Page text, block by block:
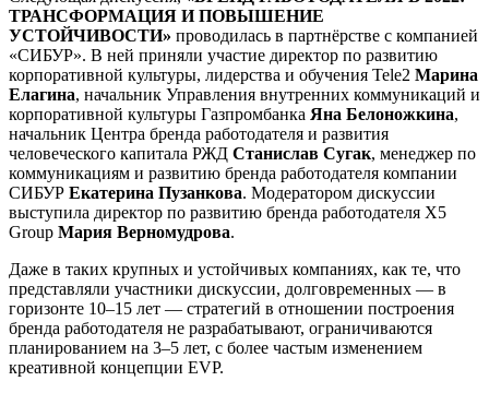
ТРАНСФОРМАЦИЯ И ПОВЫШЕНИЕ
УСТОЙЧИВОСТИ» проводилась в партнёрстве с компанией
«СИБУР». В ней приняли участие директор по развитию
корпоративной культуры, лидерства и обучения Tele2 Марина
Елагина, начальник Управления внутренних коммуникаций и
корпоративной культуры Газпромбанка Яна Белоножкина,
начальник Центра бренда работодателя и развития
человеческого капитала РЖД Станислав Сугак, менеджер по
коммуникациям и развитию бренда работодателя компании
СИБУР Екатерина Пузанкова. Модератором дискуссии
выступила директор по развитию бренда работодателя Х5
Group Мария Верномудрова.
Даже в таких крупных и устойчивых компаниях, как те, что
представляли участники дискуссии, долговременных — в
горизонте 10–15 лет — стратегий в отношении построения
бренда работодателя не разрабатывают, ограничиваются
планированием на 3–5 лет, с более частым изменением
креативной концепции EVP.